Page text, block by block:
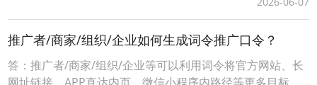
机淘宝APP，顶部选择导航【闪购外卖】后，输入淘宝闪购
外卖红包领取口令【188288】，即可成功领取当天可用的有
效外卖红包。2、词令直达外卖红包领取口
推广者/商家/组织/企业如何生成词令推广口令？
答：推广者/商家/组织/企业等可以利用词令将官方网站、长